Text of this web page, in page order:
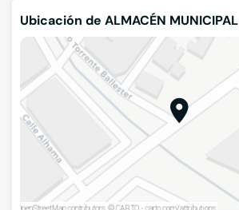
Ubicación de ALMACÉN MUNICIPAL